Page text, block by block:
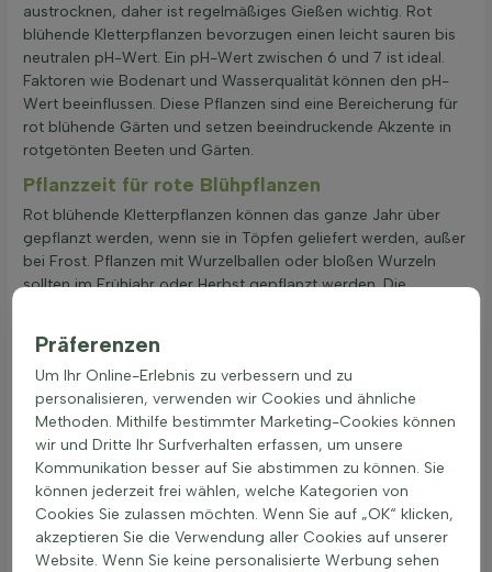
austrocknen, daher ist regelmäßiges Gießen wichtig. Rot
blühende Kletterpflanzen bevorzugen einen leicht sauren bis
neutralen pH-Wert. Ein pH-Wert zwischen 6 und 7 ist ideal.
Faktoren wie Bodenart und Wasserqualität können den pH-
Wert beeinflussen. Diese Pflanzen sind eine Bereicherung für
rot blühende Gärten und setzen beeindruckende Akzente in
rotgetönten Beeten und Gärten.
Pflanzzeit für rote Blühpflanzen
Rot blühende Kletterpflanzen können das ganze Jahr über
gepflanzt werden, wenn sie in Töpfen geliefert werden, außer
bei Frost. Pflanzen mit Wurzelballen oder bloßen Wurzeln
sollten im Frühjahr oder Herbst gepflanzt werden. Die
blühende Kletterpflanzen variiert je nach Art, Größe und
Wachstumsrate. Es ist wichtig, die Anzahl der Pflanzen pro
Meter oder Quadratmeter zu beachten, die auf der Heijnen-
Produktseite angegeben ist. Die richtige Bodenbearbeitung
ist entscheidend für das Wachstum von rot blühenden
Kletterpflanzen. Der Boden sollte gut durchlässig und
nährstoffreich sein. Vor dem Pflanzen sollte der Boden
gelockert und mit Kompost angereichert werden. Bei der
Pflanzung von rot blühenden Kletterpflanzen ist es wichtig,
das Pflanzloch doppelt so breit wie der Wurzelballen zu
Präferenzen
Um Ihr Online-Erlebnis zu verbessern und zu
personalisieren, verwenden wir Cookies und ähnliche
Methoden. Mithilfe bestimmter Marketing-Cookies können
wir und Dritte Ihr Surfverhalten erfassen, um unsere
Kommunikation besser auf Sie abstimmen zu können. Sie
können jederzeit frei wählen, welche Kategorien von
Cookies Sie zulassen möchten. Wenn Sie auf „OK“ klicken,
akzeptieren Sie die Verwendung aller Cookies auf unserer
Website. Wenn Sie keine personalisierte Werbung sehen